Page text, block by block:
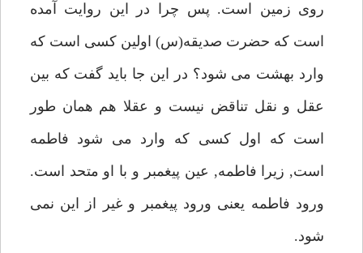
روى زمين است. پس چرا در اين روايت آمده
است كه حضرت صديقه(س) اولين كسى است كه
وارد بهشت مى شود؟ در اين جا بايد گفت كه بين
عقل و نقل تناقض نيست و عقلا هم همان طور
است كه اول كسى كه وارد مى شود فاطمه
است, زيرا فاطمه, عين پيغمبر و با او متحد است.
ورود فاطمه يعنى ورود پيغمبر و غير از اين نمى
شود.